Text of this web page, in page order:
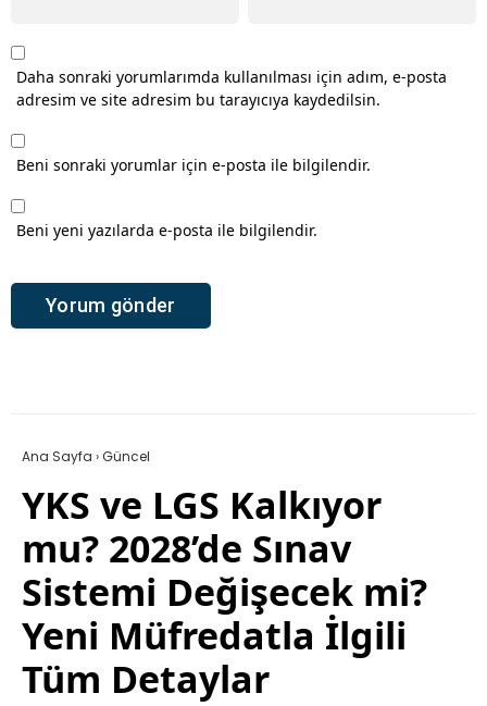
Daha sonraki yorumlarımda kullanılması için adım, e-posta
adresim ve site adresim bu tarayıcıya kaydedilsin.
Beni sonraki yorumlar için e-posta ile bilgilendir.
Beni yeni yazılarda e-posta ile bilgilendir.
Ana Sayfa ›Güncel
YKS ve LGS Kalkıyor
mu? 2028’de Sınav
Sistemi Değişecek mi?
Yeni Müfredatla İlgili
Tüm Detaylar